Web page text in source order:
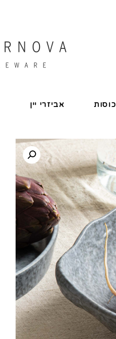
כוסות אביזרי יין